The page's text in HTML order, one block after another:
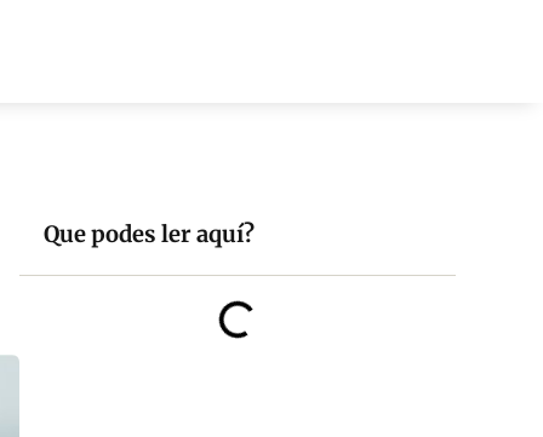
Que podes ler aquí?